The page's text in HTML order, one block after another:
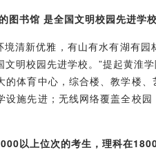
图书馆 是全国文明校园先进学
新优雅，有山有水有湖有园
文明校园先进学校。”提起黄淮
的体育中心，综合楼、教学楼
设施先进；无线网络覆盖全校
以上位次的考生，理科在